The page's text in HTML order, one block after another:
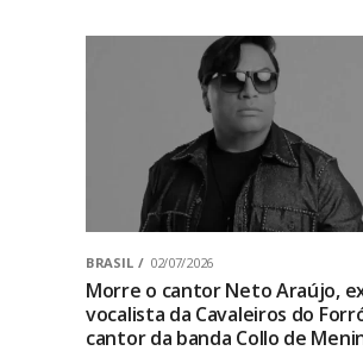
BRASIL 02/07/2026
Morre o cantor Neto Araújo,
vocalista da Cavaleiros do
cantor da banda Collo de